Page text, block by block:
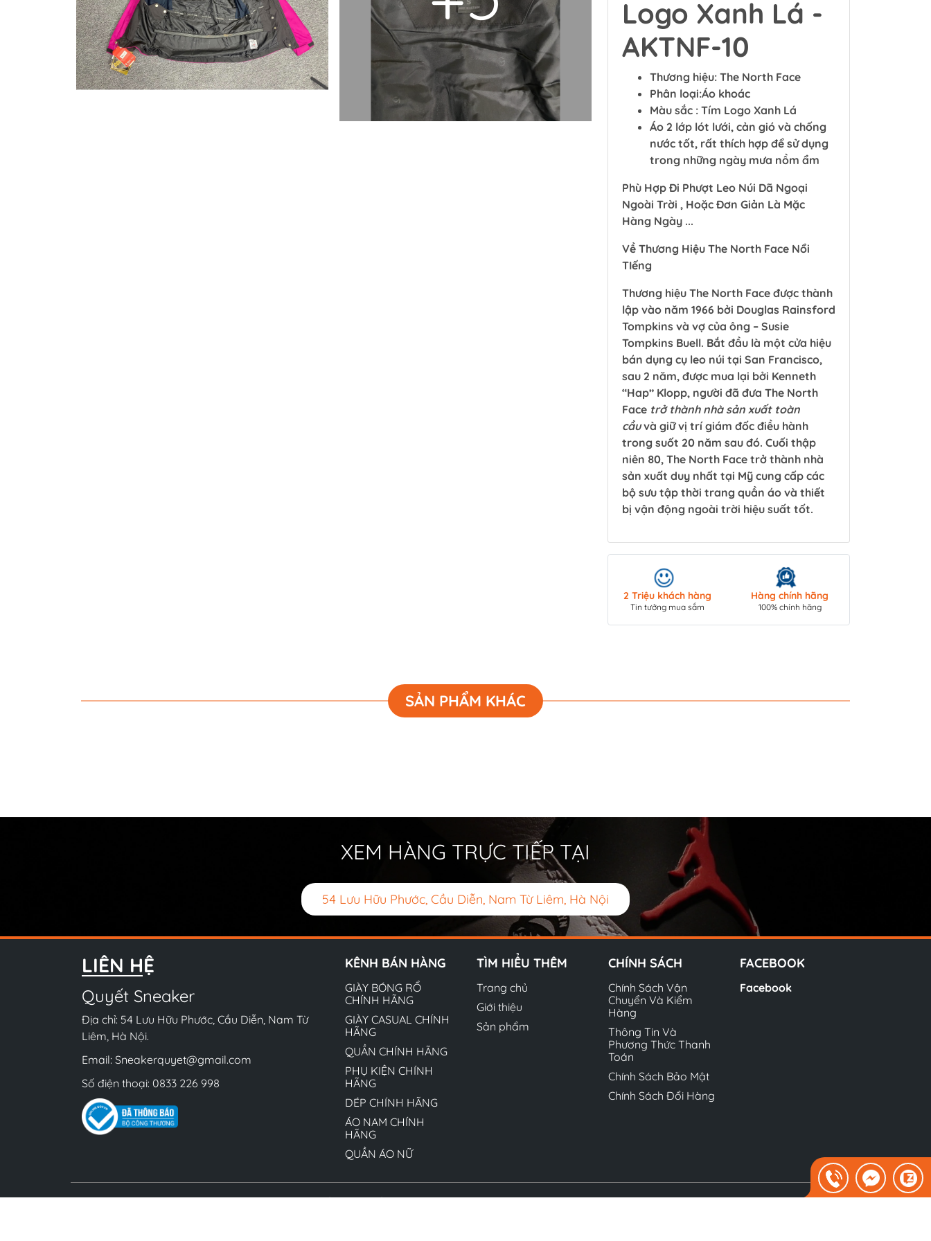
Logo Xanh Lá -
AKTNF-10
Thương hiệu: The North Face
Phân loại:Áo khoác
Màu sắc : Tím Logo Xanh Lá
Áo 2 lớp lót lưới, cản gió và chống
nước tốt, rất thích hợp để sử dụng
trong những ngày mưa nồm ẩm
Phù Hợp Đi Phượt Leo Núi Dã Ngoại
Ngoài Trời , Hoặc Đơn Giản Là Mặc
Hàng Ngày ...
Về Thương Hiệu The North Face Nổi
TIếng
Thương hiệu The North Face được thành
lập vào năm 1966 bởi Douglas Rainsford
Tompkins và vợ của ông – Susie
Tompkins Buell. Bắt đầu là một cửa hiệu
bán dụng cụ leo núi tại San Francisco,
sau 2 năm, được mua lại bởi Kenneth
“Hap” Klopp, người đã đưa The North
Face trở thành nhà sản xuất toàn
cầuvà giữ vị trí giám đốc điều hành
trong suốt 20 năm sau đó. Cuối thập
niên 80, The North Face trở thành nhà
sản xuất duy nhất tại Mỹ cung cấp các
bộ sưu tập thời trang quần áo và thiết
bị vận động ngoài trời hiệu suất tốt.
2 Triệu khách hàng
Tin tưởng mua sắm
Hàng chính hãng
100% chính hãng
SẢN PHẨM KHÁC
XEM HÀNG TRỰC TIẾP TẠI
54 Lưu Hữu Phước, Cầu Diễn, Nam Từ Liêm, Hà Nội
LIÊN HỆ
Quyết Sneaker
Địa chỉ: 54 Lưu Hữu Phước, Cầu Diễn, Nam Từ
Liêm, Hà Nội.
Email: Sneakerquyet@gmail.com
Số điện thoại: 0833 226 998
KÊNH BÁN HÀNG
GIÀY BÓNG RỔ
CHÍNH HÃNG
GIÀY CASUAL CHÍNH
HÃNG
QUẦN CHÍNH HÃNG
PHỤ KIỆN CHÍNH
HÃNG
DÉP CHÍNH HÃNG
ÁO NAM CHÍNH
HÃNG
QUẦN ÁO NỮ
TÌM HIỂU THÊM
Trang chủ
Giới thiệu
Sản phẩm
CHÍNH SÁCH
Chính Sách Vận
Chuyển Và Kiểm
Hàng
Thông Tin Và
Phương Thức Thanh
Toán
Chính Sách Bảo Mật
Chính Sách Đổi Hàng
FACEBOOK
Facebook